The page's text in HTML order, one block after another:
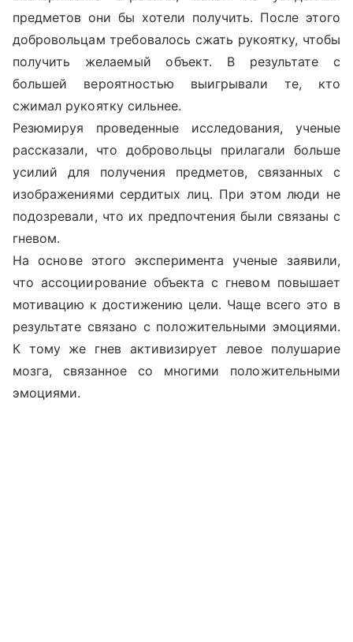
предметов они бы хотели получить. После этого
добровольцам требовалось сжать рукоятку, чтобы
получить желаемый объект. В результате с
большей вероятностью выигрывали те, кто
сжимал рукоятку сильнее.
Резюмируя проведенные исследования, ученые
рассказали, что добровольцы прилагали больше
усилий для получения предметов, связанных с
изображениями сердитых лиц. При этом люди не
подозревали, что их предпочтения были связаны с
гневом.
На основе этого эксперимента ученые заявили,
что ассоциирование объекта с гневом повышает
мотивацию к достижению цели. Чаще всего это в
результате связано с положительными эмоциями.
К тому же гнев активизирует левое полушарие
мозга, связанное со многими положительными
эмоциями.